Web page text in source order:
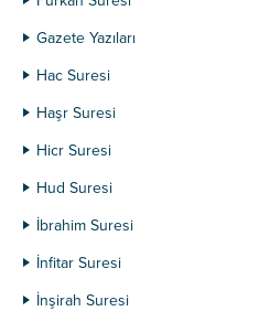
Gazete Yazıları
Hac Suresi
Haşr Suresi
Hicr Suresi
Hud Suresi
İbrahim Suresi
İnfitar Suresi
İnşirah Suresi